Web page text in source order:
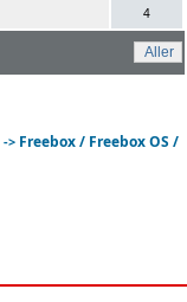
4
-> Freebox / Freebox OS /